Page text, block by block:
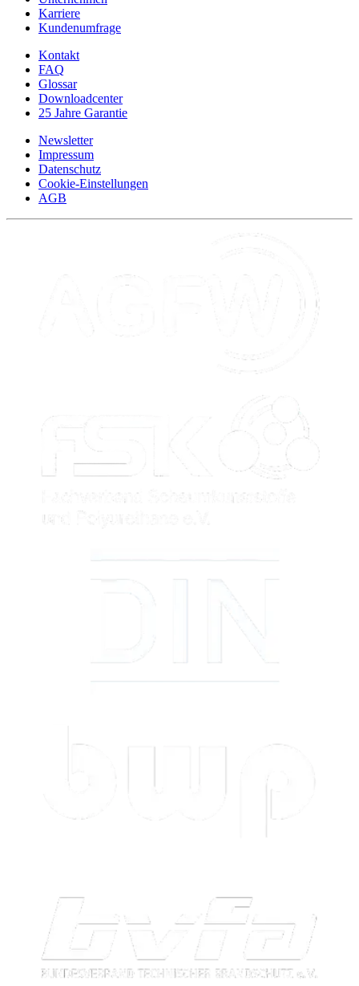
Karriere
Kundenumfrage
Kontakt
FAQ
Glossar
Downloadcenter
25 Jahre Garantie
Newsletter
Impressum
Datenschutz
Cookie-Einstellungen
AGB